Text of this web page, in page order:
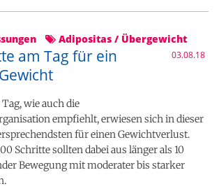
Adipositas / Übergewicht
03.08.18
am Tag für ein
wie auch die
empfiehlt, erwiesen sich in dieser
für einen Gewichtverlust.
Schritte sollten dabei aus länger als 10
Bewegung mit moderater bis starker